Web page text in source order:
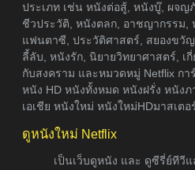
ประเภท เช่น หนังต่อสู้, หนังบู๊, ผจญ
ชีวประวัติ, หนังตลก, อาชญากรรม,
แฟนตาซี, ประวัติศาสตร์, สยองขวัญ
ลี้ลับ, หนังรัก, นิยายวิทยาศาสตร์, เ
กับสงคราม และหมวดหมู่ Netflix ก
หนัง HD หนังทั้งหมด หนังฝรั่ง หนัง
เอเชีย หนังใหม่ หนังใหม่HDมาสเตอ
ดูหนังใหม่ Netflix
เป็นเว็บดูหนัง และ ดูซีรี่ย์ทีวี